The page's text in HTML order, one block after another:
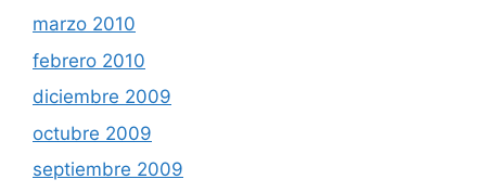
marzo 2010
febrero 2010
diciembre 2009
octubre 2009
septiembre 2009